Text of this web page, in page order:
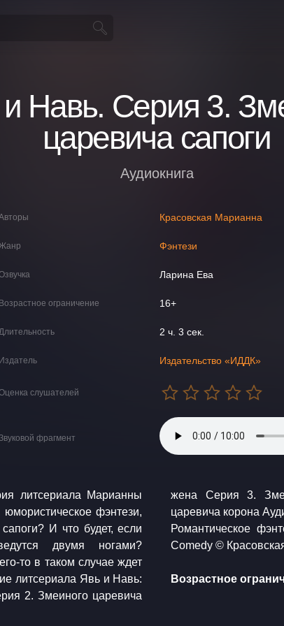
Навь. Серия 3.
царевича сапоги
Аудиокнига
Красовская Марианна
Фэнтези
Ларина Ева
ограничение 16+
2 ч. 3 сек.
Издательство «ИДДК»
слушателей
фрагмент
литсериала Марианны
фэнтези,
И что будет, если
двумя ногами?
то в таком случае ждет
2. Змеиного царевича
Серия 4. Змеиного
фэнтези.
Rafael Krux / Creepy
Comedy ©
Возрастное